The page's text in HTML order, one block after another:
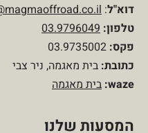
דוא"ל:
טלפון:
03.9796049
פקס:
כתובת: בית מאגמה, ניר צבי
waze: בית מאגמה
המסעות שלנו